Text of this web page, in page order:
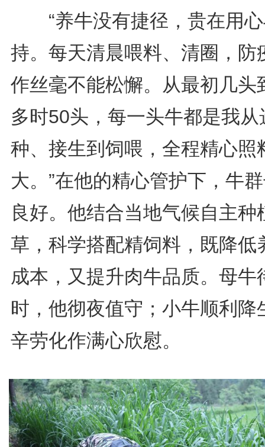
“养牛没有捷径，贵在用心
持。每天清晨喂料、清圈，防
作丝毫不能松懈。从最初几头
多时50头，每一头牛都是我从
种、接生到饲喂，全程精心照
大。”在他的精心管护下，牛
良好。他结合当地气候自主种
草，科学搭配精饲料，既降低
成本，又提升肉牛品质。母牛
时，他彻夜值守；小牛顺利降
辛劳化作满心欣慰。